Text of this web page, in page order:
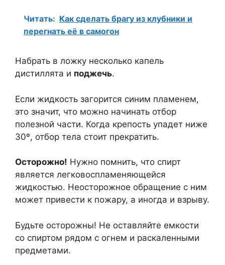
Читать: Как сделать брагу из клубники и
перегнать её в самогон
Набрать в ложку несколько капель
дистиллята и поджечь.
Если жидкость загорится синим пламенем,
это значит, что можно начинать отбор
полезной части. Когда крепость упадет ниже
30º, отбор тела стоит прекратить.
Осторожно! Нужно помнить, что спирт
является легковоспламеняющейся
жидкостью. Неосторожное обращение с ним
может привести к пожару, а иногда и взрыву.
Будьте осторожны! Не оставляйте емкости
со спиртом рядом с огнем и раскаленными
предметами.